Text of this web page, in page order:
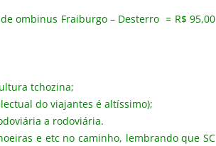
ombinus Fraiburgo – Desterro = R$ 95,00
tchozina;
do viajantes é altíssimo);
a rodoviária.
e etc no caminho, lembrando que SC